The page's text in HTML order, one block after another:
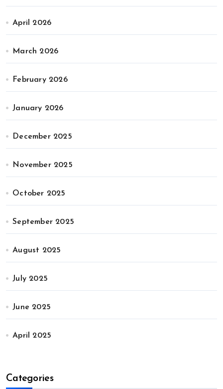
April 2026
March 2026
February 2026
January 2026
December 2025
November 2025
October 2025
September 2025
August 2025
July 2025
June 2025
April 2025
Categories